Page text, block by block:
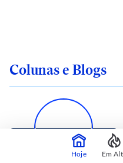
Colunas e Blogs
Hoje Em